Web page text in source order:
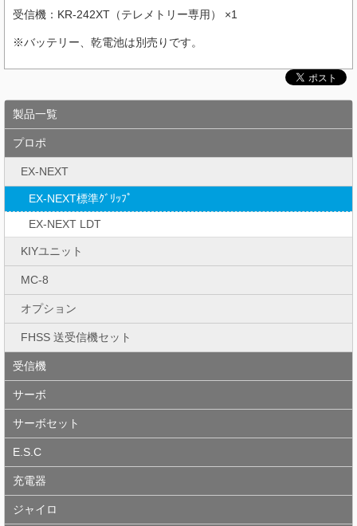
受信機：KR-242XT（テレメトリー専用） ×1
※バッテリー、乾電池は別売りです。
製品一覧
プロポ
EX-NEXT
EX-NEXT標準ｸﾞﾘｯﾌﾟ
EX-NEXT LDT
KIYユニット
MC-8
オプション
FHSS 送受信機セット
受信機
サーボ
サーボセット
E.S.C
充電器
ジャイロ